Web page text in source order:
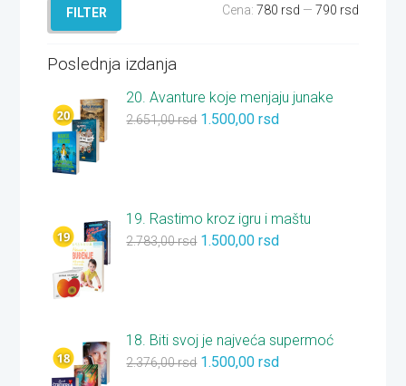
FILTER Cena: 780 rsd — 790 rsd
Poslednja izdanja
20. Avanture koje menjaju junake
2.651,00rsd 1.500,00rsd
19. Rastimo kroz igru i maštu
2.783,00rsd 1.500,00rsd
18. Biti svoj je najveća supermoć
2.376,00rsd 1.500,00rsd